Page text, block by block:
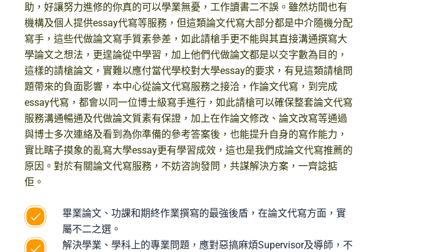
助，好讓努力進修的你真的可以學業無憂，工作讀書二不誤。雖然坊間也有
機構及個人提供essay代寫等服務，但這類論文代寫大部分都是中介隨機分配
寫手，這些代做論文寫手質素參差，如此請槍手更不能與其直接溝通撰寫大
學論文之想法，更遑論從中學習，加上他們代做論文都是以交字數為目的，
這樣的請槍論文，實難以應付當代學校對大學essay的要求，有見這類請槍問
題帶來的負面影響，本中心從論文代寫服務之接洽，作論文代寫，到完成
essay代寫，都會以同一位博士級寫手進行，如此請槍可以確保整套論文代寫
服務溝通暢通及代做論文質素有保證，加上在作論文修改、論文改寫等通過
與博士多次連絡及看到為你準備的參考答案後，也能提升自身的寫作能力，
實比瞎子摸象的亂寫大學essay更有學習成效，這也是我們成論文代寫推薦的
原因。對於有關論文代寫服務，不妨咨詢發問，共謀解決方案，一齊諗掂
佢。
畢業論文、功課和期終作業撰寫的最強後盾，在論文代寫方面，實
屬不二之選。
解決學業、學科上的專業問題，應對惡搞麻煩Supervisor及導師，不